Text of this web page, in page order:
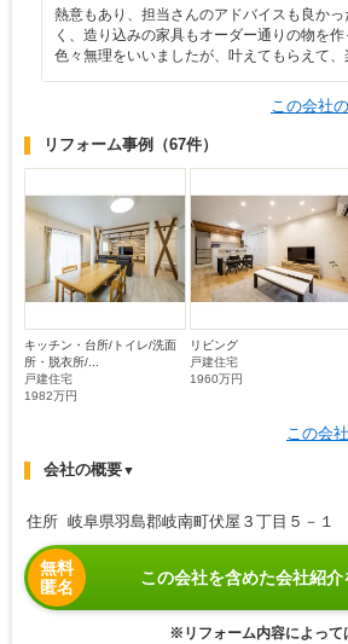
熱意もあり、担当さんのアドバイスも良か
く、造り込みの家具もオーダー通りの物を作
色々無理をいいましたが、叶えてもらえて
この会社
リフォーム事例 （67件）
キッチン・台所/トイレ/洗面
所・脱衣所/...
戸建住宅
1982万円
リビング
戸建住宅
1960万円
この会
会社の概要▼
住所 岐阜県羽島郡岐南町伏屋３丁目５－１
無料
匿名
この会社を含めた会社紹介
※リフォーム内容によって